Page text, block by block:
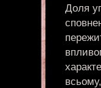
Доля